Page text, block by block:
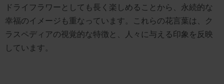
ドライフラワーとしても長く楽しめることから、永続的な
幸福のイメージも重なっています。これらの花言葉は、ク
ラスペディアの視覚的な特徴と、人々に与える印象を反映
しています。